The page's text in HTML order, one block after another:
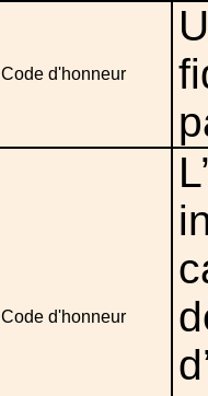
Code d'honneur
Code d'honneur